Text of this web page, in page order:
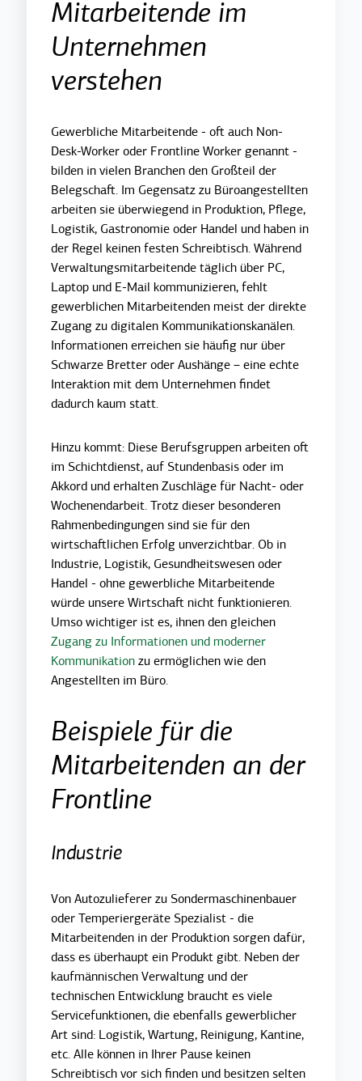
Mitarbeitende im
Unternehmen
verstehen
Gewerbliche Mitarbeitende - oft auch Non-
Desk-Worker oder Frontline Worker genannt -
bilden in vielen Branchen den Großteil der
Belegschaft. Im Gegensatz zu Büroangestellten
arbeiten sie überwiegend in Produktion, Pflege,
Logistik, Gastronomie oder Handel und haben in
der Regel keinen festen Schreibtisch. Während
Verwaltungsmitarbeitende täglich über PC,
Laptop und E-Mail kommunizieren, fehlt
gewerblichen Mitarbeitenden meist der direkte
Zugang zu digitalen Kommunikationskanälen.
Informationen erreichen sie häufig nur über
Schwarze Bretter oder Aushänge – eine echte
Interaktion mit dem Unternehmen findet
dadurch kaum statt.
Hinzu kommt: Diese Berufsgruppen arbeiten oft
im Schichtdienst, auf Stundenbasis oder im
Akkord und erhalten Zuschläge für Nacht- oder
Wochenendarbeit. Trotz dieser besonderen
Rahmenbedingungen sind sie für den
wirtschaftlichen Erfolg unverzichtbar. Ob in
Industrie, Logistik, Gesundheitswesen oder
Handel - ohne gewerbliche Mitarbeitende
würde unsere Wirtschaft nicht funktionieren.
Umso wichtiger ist es, ihnen den gleichen
Zugang zu Informationen und moderner
Kommunikation zu ermöglichen wie den
Angestellten im Büro.
Beispiele für die
Mitarbeitenden an der
Frontline
Industrie
Von Autozulieferer zu Sondermaschinenbauer
oder Temperiergeräte Spezialist - die
Mitarbeitenden in der Produktion sorgen dafür,
dass es überhaupt ein Produkt gibt. Neben der
kaufmännischen Verwaltung und der
technischen Entwicklung braucht es viele
Servicefunktionen, die ebenfalls gewerblicher
Art sind: Logistik, Wartung, Reinigung, Kantine,
etc. Alle können in Ihrer Pause keinen
Schreibtisch vor sich finden und besitzen selten